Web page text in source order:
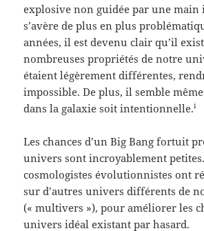
explosive non guidée par une
s’avère de plus en plus
années, il est devenu clair qu’il
nombreuses propriétés de notre
étaient légèrement différentes,
impossible. De plus, il semble
dans la galaxie soit intentionnelle.i
Les chances d’un Big Bang fortuit
univers sont incroyablement
cosmologistes évolutionnistes ont
sur d’autres univers différents de
(« multivers »), pour améliorer les
univers idéal existant par hasard.